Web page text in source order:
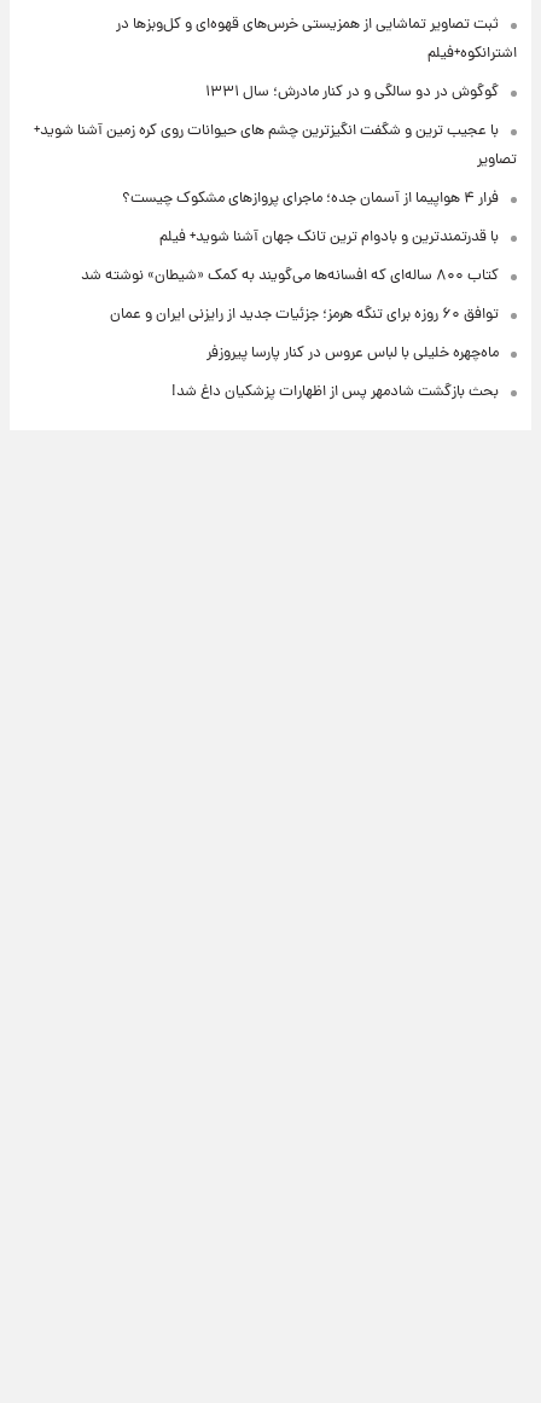
ثبت تصاویر تماشایی از همزیستی خرس‌های قهوه‌ای و کل‌وبزها در
اشترانکوه+فیلم
گوگوش در دو سالگی و در کنار مادرش؛ سال ۱۳۳۱
با عجیب ترین و شگفت انگیزترین چشم های حیوانات روی کره زمین آشنا شوید+
تصاویر
فرار ۴ هواپیما از آسمان جده؛ ماجرای پروازهای مشکوک چیست؟
با قدرتمندترین و بادوام ترین تانک جهان آشنا شوید+ فیلم
کتاب ۸۰۰ ساله‌ای که افسانه‌ها می‌گویند به کمک «شیطان» نوشته شد
توافق ۶۰ روزه برای تنگه هرمز؛ جزئیات جدید از رایزنی ایران و عمان
ماه‌چهره خلیلی با لباس عروس در کنار پارسا پیروزفر
بحث بازگشت شادمهر پس از اظهارات پزشکیان داغ شد!